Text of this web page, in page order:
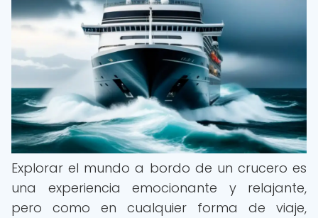
Explorar el mundo a bordo de un crucero es
una experiencia emocionante y relajante,
pero como en cualquier forma de viaje,